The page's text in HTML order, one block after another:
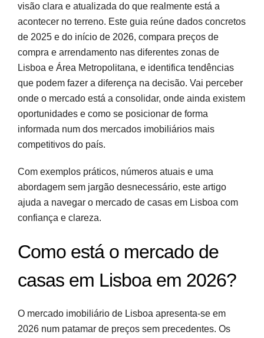
Perguntas frequentes
Fontes e referências
visão clara e atualizada do que realmente está a
acontecer no terreno. Este guia reúne dados concretos
de 2025 e do início de 2026, compara preços de
compra e arrendamento nas diferentes zonas de
Lisboa e Área Metropolitana, e identifica tendências
que podem fazer a diferença na decisão. Vai perceber
onde o mercado está a consolidar, onde ainda existem
oportunidades e como se posicionar de forma
informada num dos mercados imobiliários mais
competitivos do país.
Com exemplos práticos, números atuais e uma
abordagem sem jargão desnecessário, este artigo
ajuda a navegar o mercado de casas em Lisboa com
confiança e clareza.
Como está o mercado de
casas em Lisboa em 2026?
O mercado imobiliário de Lisboa apresenta-se em
2026 num patamar de preços sem precedentes. Os